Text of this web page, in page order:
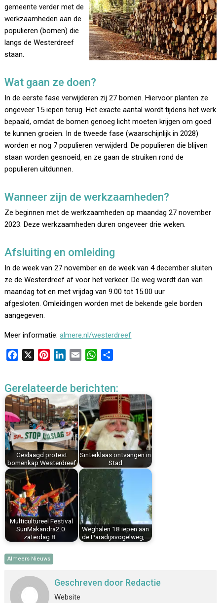
gemeente verder met de
werkzaamheden aan de
populieren (bomen) die
langs de Westerdreef
staan.
Wat gaan ze doen?
In de eerste fase verwijderen zij 27 bomen. Hiervoor planten ze
ongeveer 15 iepen terug. Het exacte aantal wordt tijdens het werk
bepaald, omdat de bomen genoeg licht moeten krijgen om goed
te kunnen groeien. In de tweede fase (waarschijnlijk in 2028)
worden er nog 7 populieren verwijderd. De populieren die blijven
staan worden gesnoeid, en ze gaan de struiken rond de
populieren uitdunnen.
Wanneer zijn de werkzaamheden?
Ze beginnen met de werkzaamheden op maandag 27 november
2023. Deze werkzaamheden duren ongeveer drie weken.
Afsluiting en omleiding
In de week van 27 november en de week van 4 december sluiten
ze de Westerdreef af voor het verkeer. De weg wordt dan van
maandag tot en met vrijdag van 9.00 tot 15.00 uur
afgesloten. Omleidingen worden met de bekende gele borden
aangegeven.
Meer informatie:almere.nl/westerdreef
e
b
o
o
k
t
e
r
e
s
t
k
e
d
I
n
i
l
W
t
s
A
p
p
e
n
Gerelateerde berichten:
Geslaagd protest
bomenkap Westerdreef
Sinterklaas ontvangen in
Stad
Multicultureel Festival
SuriMakandra2.0.
zaterdag 8…
Weghalen 18 iepen aan
de Paradijsvogelweg,…
Almeers Nieuws
Geschreven door Redactie
Website